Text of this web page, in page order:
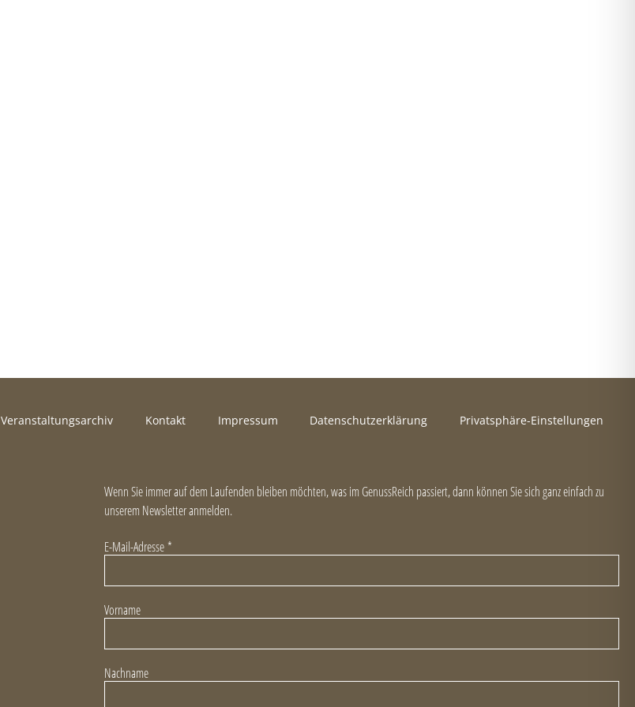
Veranstaltungsarchiv Kontakt Impressum Datenschutzerklärung
Privatsphäre-Einstellungen
Wenn Sie immer auf dem Laufenden bleiben möchten, was im GenussReich passiert, dann können Sie sich ganz einfach zu
unserem Newsletter anmelden.
E-Mail-Adresse *
Vorname
Nachname